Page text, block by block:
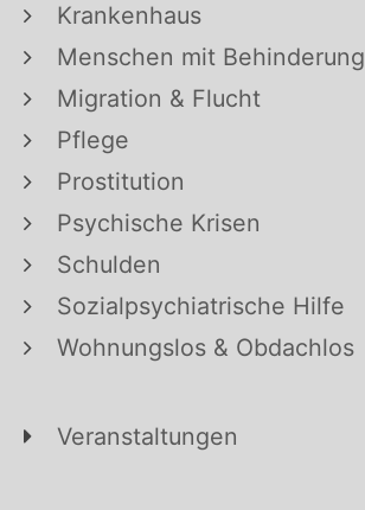
Krankenhaus
Menschen mit Behinderung
Migration & Flucht
Pflege
Prostitution
Psychische Krisen
Schulden
Sozialpsychiatrische Hilfe
Wohnungslos & Obdachlos
Veranstaltungen